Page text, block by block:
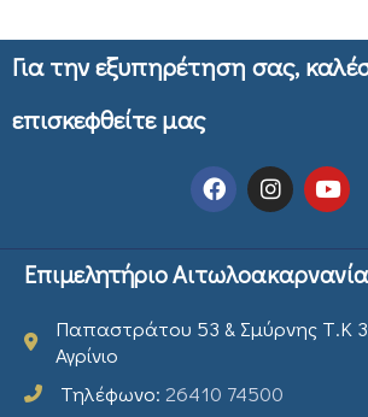
Για την εξυπηρέτηση σας,
επισκεφθείτε μας
Επιμελητήριο
Παπαστράτου 53 & Σμύρνης Τ.Κ
Αγρίνιο
Τηλέφωνο: 26410 74500